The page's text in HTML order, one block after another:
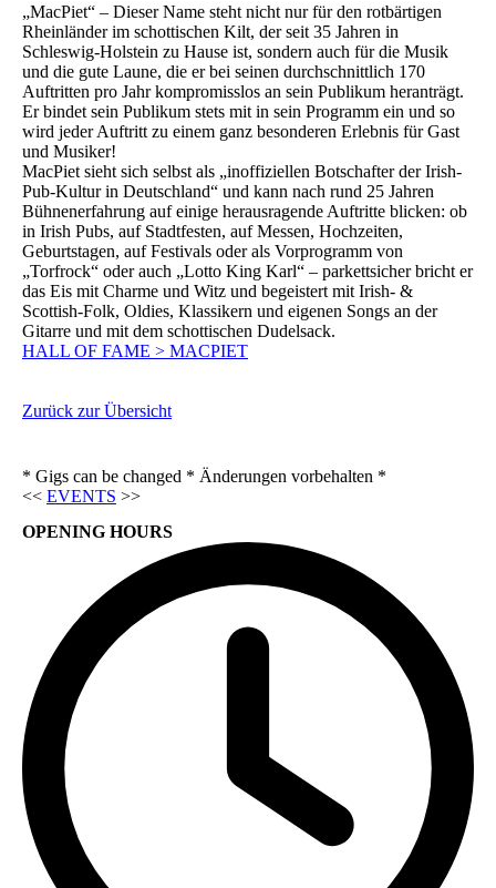
„MacPiet“ – Dieser Name steht nicht nur für den rotbärtigen
Rheinländer im schottischen Kilt, der seit 35 Jahren in
Schleswig-Holstein zu Hause ist, sondern auch für die Musik
und die gute Laune, die er bei seinen durchschnittlich 170
Auftritten pro Jahr kompromisslos an sein Publikum heranträgt.
Er bindet sein Publikum stets mit in sein Programm ein und so
wird jeder Auftritt zu einem ganz besonderen Erlebnis für Gast
und Musiker!
MacPiet sieht sich selbst als „inoffiziellen Botschafter der Irish-
Pub-Kultur in Deutschland“ und kann nach rund 25 Jahren
Bühnenerfahrung auf einige herausragende Auftritte blicken: ob
in Irish Pubs, auf Stadtfesten, auf Messen, Hochzeiten,
Geburtstagen, auf Festivals oder als Vorprogramm von
„Torfrock“ oder auch „Lotto King Karl“ – parkettsicher bricht er
das Eis mit Charme und Witz und begeistert mit Irish- &
Scottish-Folk, Oldies, Klassikern und eigenen Songs an der
Gitarre und mit dem schottischen Dudelsack.
HALL OF FAME > MACPIET
Zurück zur Übersicht
* Gigs can be changed * Änderungen vorbehalten *
<< EVENTS >>
OPENING HOURS